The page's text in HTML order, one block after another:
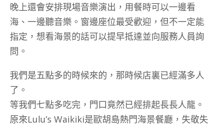
晚上還會安排現場音樂演出，用餐時可以一邊看
海、一邊聽音樂。窗邊座位最受歡迎，但不一定能
指定，想看海景的話可以提早抵達並向服務人員詢
問。
我們是五點多的時候來的，那時候店裏已經滿多人
了。
等我們七點多吃完，門口竟然已經排起長長人龍。
原來Lulu’s Waikiki是歐胡島熱門海景餐廳，失敬失